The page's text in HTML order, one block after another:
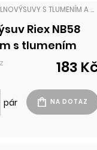
VÝSUVY PLNOVÝSUVY S TLUMENÍM A DOTAHEM
Riex NB58
s tlumením
chrom183
pár